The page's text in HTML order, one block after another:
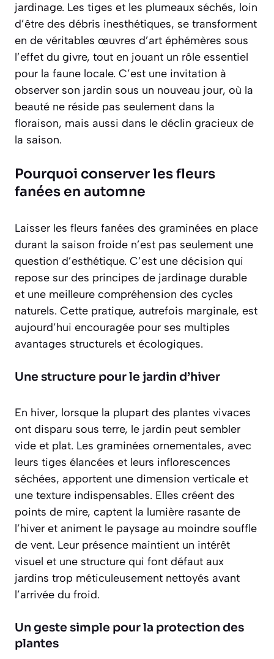
jardinage. Les tiges et les plumeaux séchés, loin
d’être des débris inesthétiques, se transforment
en de véritables œuvres d’art éphémères sous
l’effet du givre, tout en jouant un rôle essentiel
pour la faune locale. C’est une invitation à
observer son jardin sous un nouveau jour, où la
beauté ne réside pas seulement dans la
floraison, mais aussi dans le déclin gracieux de
la saison.
Pourquoi conserver les fleurs
fanées en automne
Laisser les fleurs fanées des graminées en place
durant la saison froide n’est pas seulement une
question d’esthétique. C’est une décision qui
repose sur des principes de jardinage durable
et une meilleure compréhension des cycles
naturels. Cette pratique, autrefois marginale, est
aujourd’hui encouragée pour ses multiples
avantages structurels et écologiques.
Une structure pour le jardin d’hiver
En hiver, lorsque la plupart des plantes vivaces
ont disparu sous terre, le jardin peut sembler
vide et plat. Les graminées ornementales, avec
leurs tiges élancées et leurs inflorescences
séchées, apportent une dimension verticale et
une texture indispensables. Elles créent des
points de mire, captent la lumière rasante de
l’hiver et animent le paysage au moindre souffle
de vent. Leur présence maintient un intérêt
visuel et une structure qui font défaut aux
jardins trop méticuleusement nettoyés avant
l’arrivée du froid.
Un geste simple pour la protection des
plantes